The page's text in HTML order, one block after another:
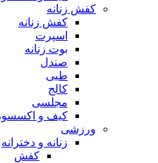
کفش زنانه
کفش زنانه
اسپرت
بوت زنانه
مجلسی
کیف و اکسسوری
ورزشی
زنانه و دخترانه